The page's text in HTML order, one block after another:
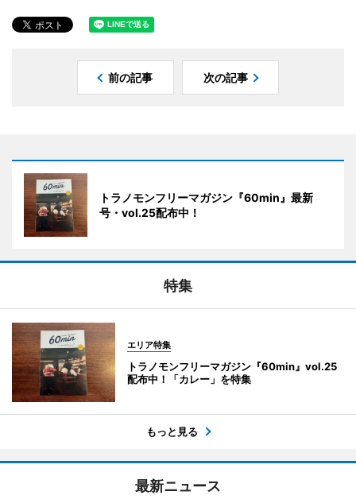
前の記事 次の記事
トラノモンフリーマガジン『60min』最新
号・vol.25配布中！
特集
エリア特集
トラノモンフリーマガジン『60min』vol.25
配布中！「カレー」を特集
もっと見る
最新ニュース